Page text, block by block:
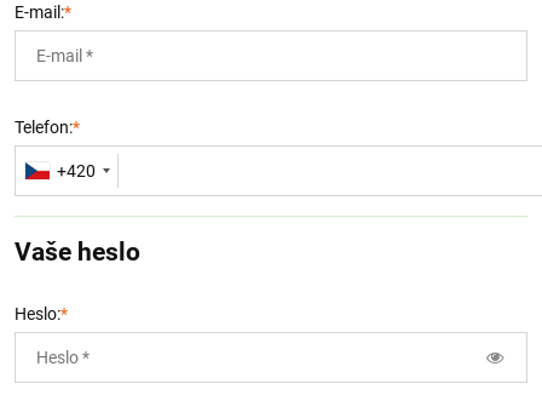
E-mail:*
Telefon:*
+420
Vaše heslo
Heslo:*